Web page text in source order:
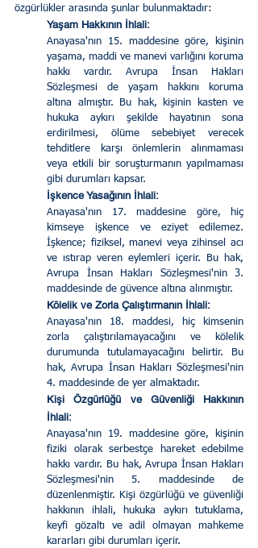
özgürlükler arasında şunlar bulunmaktadır:
Yaşam Hakkının İhlali:
Anayasa'nın 15. maddesine göre, kişinin
yaşama, maddi ve manevi varlığını koruma
hakkı vardır. Avrupa İnsan Hakları
Sözleşmesi de yaşam hakkını koruma
altına almıştır. Bu hak, kişinin kasten ve
hukuka aykırı şekilde hayatının sona
erdirilmesi, ölüme sebebiyet verecek
tehditlere karşı önlemlerin alınmaması
veya etkili bir soruşturmanın yapılmaması
gibi durumları kapsar.
İşkence Yasağının İhlali:
Anayasa'nın 17. maddesine göre, hiç
kimseye işkence ve eziyet edilemez.
İşkence; fiziksel, manevi veya zihinsel acı
ve ıstırap veren eylemleri içerir. Bu hak,
Avrupa İnsan Hakları Sözleşmesi'nin 3.
maddesinde de güvence altına alınmıştır.
Kölelik ve Zorla Çalıştırmanın İhlali:
Anayasa'nın 18. maddesi, hiç kimsenin
zorla çalıştırılamayacağını ve kölelik
durumunda tutulamayacağını belirtir. Bu
hak, Avrupa İnsan Hakları Sözleşmesi'nin
4. maddesinde de yer almaktadır.
Kişi Özgürlüğü ve Güvenliği Hakkının
İhlali:
Anayasa'nın 19. maddesine göre, kişinin
fiziki olarak serbestçe hareket edebilme
hakkı vardır. Bu hak, Avrupa İnsan Hakları
Sözleşmesi'nin 5. maddesinde de
düzenlenmiştir. Kişi özgürlüğü ve güvenliği
hakkının ihlali, hukuka aykırı tutuklama,
keyfi gözaltı ve adil olmayan mahkeme
kararları gibi durumları içerir.